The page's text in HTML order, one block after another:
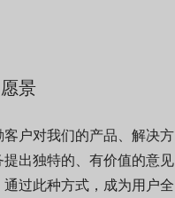
景
客户对我们的产品、解决方
提出独特的、有价值的意见
通过此种方式，成为用户全